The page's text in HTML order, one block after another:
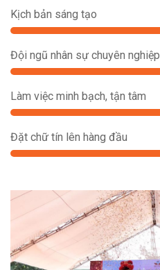
Kịch bản sáng tạo
Đội ngũ nhân sự chuyên nghiệp
Làm việc minh bạch, tận tâm
Đặt chữ tín lên hàng đầu